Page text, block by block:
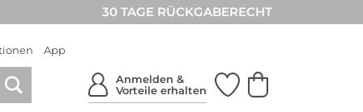
30 TAGE RÜCKGABERECHT
App
Anmelden &
Vorteile erhalten